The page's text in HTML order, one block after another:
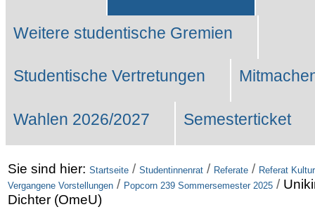
Weitere studentische Gremien
Studentische Vertretungen
Wahlen 2026/2027 Semesterticket
Sie sind hier: Startseite / Studentinnenrat / Referate / Referat Kultur
Vergangene Vorstellungen / Popcorn 239 Sommersemester 2025 /
Dichter (OmeU)